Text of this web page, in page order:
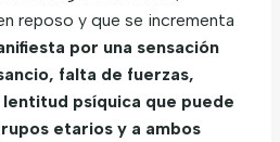
reposo y que se incrementa
por una sensación
falta de fuerzas,
psíquica que puede
etarios y a ambos